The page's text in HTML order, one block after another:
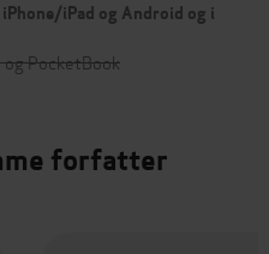
iPad og Android og i
og PocketBook
forfatter